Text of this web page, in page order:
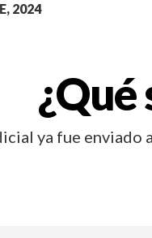
2024
¿Qué
ya fue enviado